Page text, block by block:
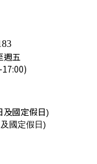
週五
及國定假日)
國定假日 )